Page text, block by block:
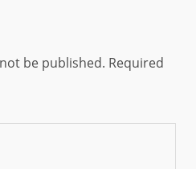
be published. Required